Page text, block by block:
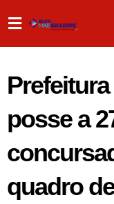
posse a
quadro